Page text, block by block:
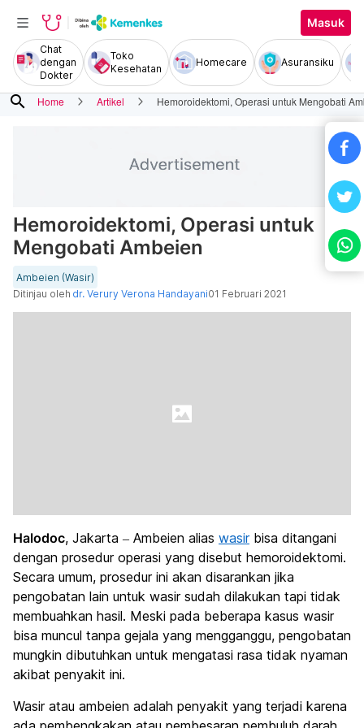
Masuk
Chat
dengan
Dokter
Toko
Kesehatan
Homecare Asuransiku
search Home Artikel Hemoroidektomi, Operasi untuk Mengobati
Hemoroidektomi, Operasi untuk
Mengobati Ambeien
Ambeien (Wasir)
Ditinjau oleh dr. Verury Verona Handayani01 Februari 2021
Halodoc, Jakarta – Ambeien alias wasirbisa ditangani
dengan prosedur operasi yang disebut hemoroidektomi.
Secara umum, prosedur ini akan disarankan jika
pengobatan lain untuk wasir sudah dilakukan tapi tidak
membuahkan hasil. Meski pada beberapa kasus wasir
bisa muncul tanpa gejala yang mengganggu, pengobatan
mungkin dibutuhkan untuk mengatasi rasa tidak nyaman
akibat penyakit ini.
Wasir atau ambeien adalah penyakit yang terjadi karena